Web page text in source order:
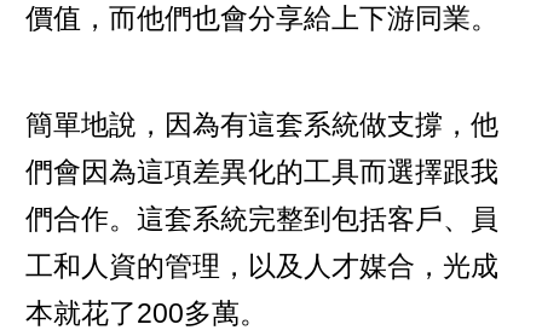
價值，而他們也會分享給上下游同業。
簡單地說，因為有這套系統做支撐，他
們會因為這項差異化的工具而選擇跟我
們合作。這套系統完整到包括客戶、員
工和人資的管理，以及人才媒合，光成
本就花了200多萬。